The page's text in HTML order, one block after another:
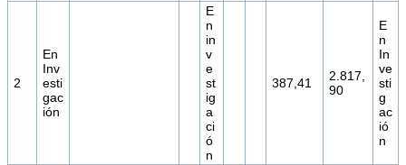
2
En
Inv
esti
gac
ión
E
n
in
v
e
st
ig
a
ci
ó
n
387,41
2.817,
90
E
n
In
ve
sti
g
ac
ió
n